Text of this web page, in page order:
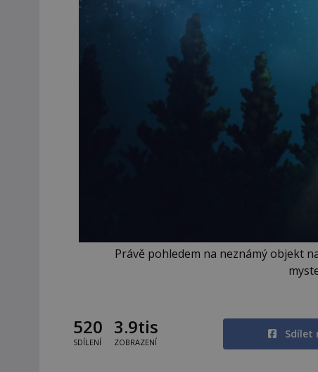
Právě pohledem na neznámý objekt
520
SDÍLENÍ
3.9tis
ZOBRAZENÍ
Sdílet